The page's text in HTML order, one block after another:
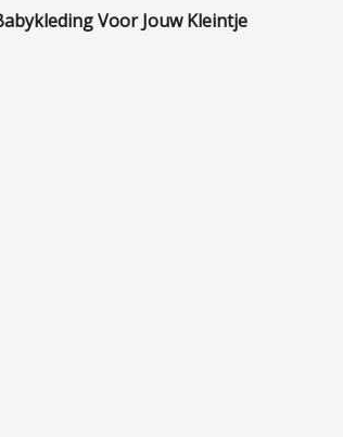
Voor Jouw Kleintje